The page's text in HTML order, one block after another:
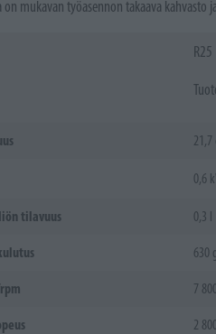
on mukavan työasennon takaava
R25
21,7
0,6
tilavuus 0,3 l
630
7
2